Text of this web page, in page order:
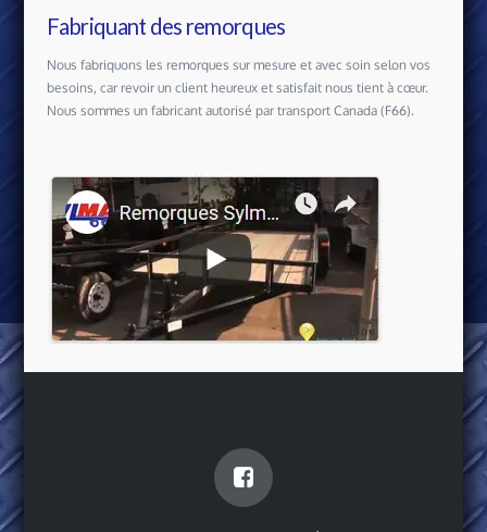
Fabriquant des remorques
Nous fabriquons les remorques sur mesure et avec soin selon vos
besoins, car revoir un client heureux et satisfait nous tient à cœur.
Nous sommes un fabricant autorisé par transport Canada (F66).